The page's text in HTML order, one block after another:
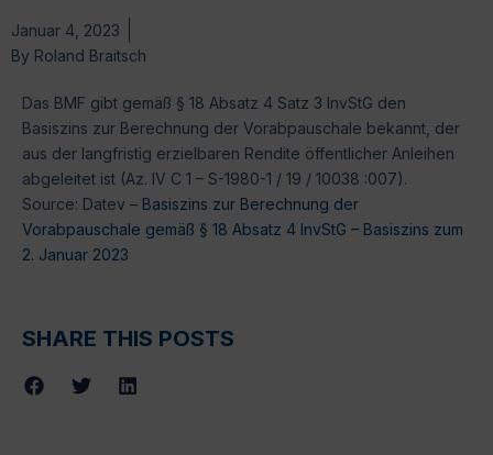
Januar 4, 2023
By Roland Braitsch
Das BMF gibt gemäß § 18 Absatz 4 Satz 3 InvStG den
Basiszins zur Berechnung der Vorabpauschale bekannt, der
aus der langfristig erzielbaren Rendite öffentlicher Anleihen
abgeleitet ist (Az. IV C 1 – S-1980-1 / 19 / 10038 :007).
Source: Datev – Basiszins zur Berechnung der
Vorabpauschale gemäß § 18 Absatz 4 InvStG – Basiszins zum
2. Januar 2023
SHARE THIS POSTS